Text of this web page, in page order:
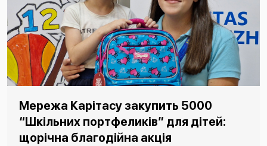
Мережа Карітасу закупить 5000
“Шкільних портфеликів” для дітей:
щорічна благодійна акція